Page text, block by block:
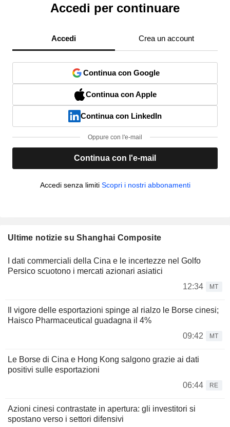
Accedi per continuare
Accedi Crea un account
Continua con Google
Continua con Apple
Continua con LinkedIn
Oppure con l'e-mail
Continua con l'e-mail
Accedi senza limiti Scopri i nostri abbonamenti
Ultime notizie su Shanghai Composite
I dati commerciali della Cina e le incertezze nel Golfo
Persico scuotono i mercati azionari asiatici
12:34
MT
Il vigore delle esportazioni spinge al rialzo le Borse cinesi;
Haisco Pharmaceutical guadagna il 4%
09:42
MT
Le Borse di Cina e Hong Kong salgono grazie ai dati
positivi sulle esportazioni
06:44
RE
Azioni cinesi contrastate in apertura: gli investitori si
spostano verso i settori difensivi